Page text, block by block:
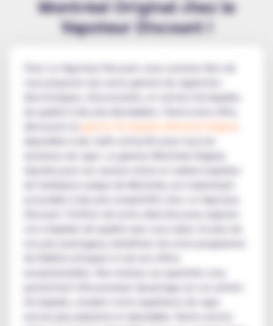
Montréal Original chez le
Vapoteur Discount !
Chez Le Vapoteur Discount, nous sommes fiers de
vous proposer une vaste gamme de cigarettes
électroniques, d'accessoires, et surtout d'e-liquides
de qualité à des prix abordables. Parmi notre offre,
gamme d'e-liquides Montréal Original
disponible à des tarifs attractifs pour tous les
amateurs de vape. La gamme Montréal Original,
réputée pour ses saveurs riches et variées inspirées
de l'ambiance unique de Montréal, est maintenant
accessible à des prix compétitifs chez Le Vapoteur
ces e-liquides de qualité sans vous ruiner. En plus de
nos prix avantageux, bénéficiez de notre programme
exceptionnelles. Nos remises sur quantités vous
permettent d'économiser davantage sur vos achats
d'e-liquides, rendant votre expérience de vape